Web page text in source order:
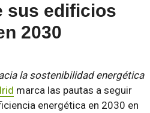
sus edificios
2030
la sostenibilidad energética
marca las pautas a seguir
energética en 2030 en